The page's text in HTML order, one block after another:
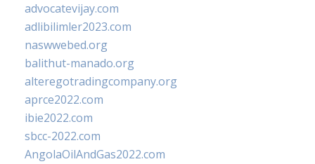
advocatevijay.com
adlibilimler2023.com
naswwebed.org
balithut-manado.org
alteregotradingcompany.org
aprce2022.com
ibie2022.com
sbcc-2022.com
AngolaOilAndGas2022.com